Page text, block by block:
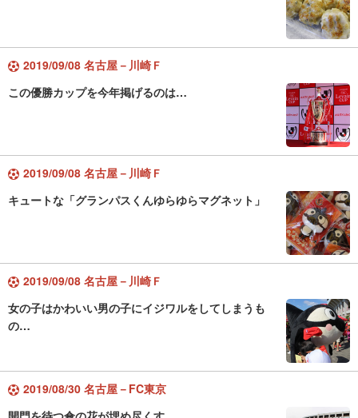
2019/09/08 名古屋－川崎Ｆ
この優勝カップを今年掲げるのは…
2019/09/08 名古屋－川崎Ｆ
キュートな「グランパスくんゆらゆらマグネット」
2019/09/08 名古屋－川崎Ｆ
女の子はかわいい男の子にイジワルをしてしまうも
の…
2019/08/30 名古屋－FC東京